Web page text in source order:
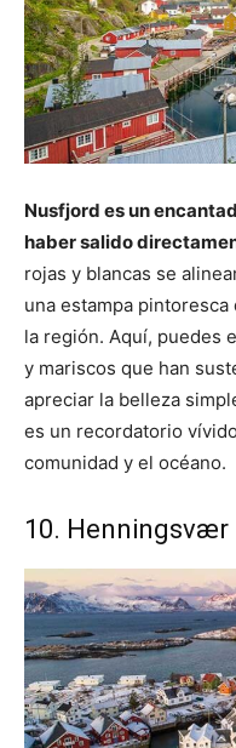
Nusfjord es un
haber salido
rojas y blancas se
una estampa
la región. Aquí, puedes
y mariscos que han
apreciar la belleza
es un recordatorio
comunidad y el océano.
10. Henningsvær